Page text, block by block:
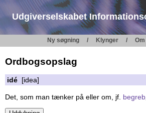
Udgiverselskabet
Ny søgning Klynger
Ordbogsopslag
idé [idea]
Det, som man tænker på eller om, jf. begreb